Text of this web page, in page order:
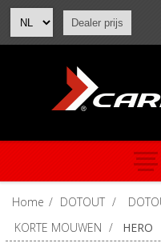
Dealer prijs
Home / DOTOUT /
KORTE MOUWEN / HERO